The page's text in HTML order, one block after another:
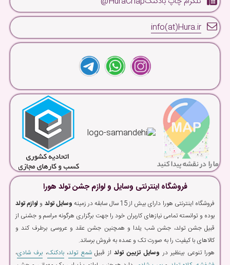
info(at)Hura.ir
فروشگاه اینترنتی وسایل و لوازم جشن تولد هورا
فروشگاه اینترنتی هورا دارای بیش از 15 سال سابقه در زمینه وسایل تولد و لوازم تولد
بوده و توانسته تمامی نیازهای کاربران خود را جهت برگزاری هرگونه مراسم و جشنی از
قبیل جشن تولد، جشن شب یلدا و همچنین جشن عقد و عروسی برطرف کند و
کالاهای با کیفیت را به صورت تک و عمده به فروش برساند.
هورا تنوعی بینظیر در وسایل تزیین تولداز قبیلشمع تولد،بادکنک، برف شادی،